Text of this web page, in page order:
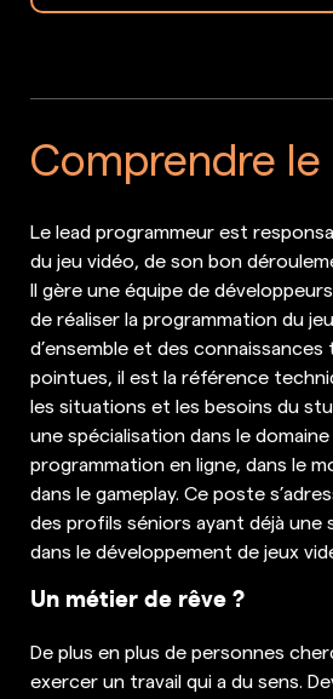
Comprendre
Le lead programmeur est
du jeu vidéo, de son bon
Il gère une équipe de
de réaliser la programmation du
d’ensemble et des connaissances
pointues, il est la référence
les situations et les besoins du
une spécialisation dans le
programmation en ligne, dans le
dans le gameplay. Ce poste
des profils séniors ayant déjà une
dans le développement de jeux
Un métier de rêve ?
De plus en plus de personnes
exercer un travail qui a du sens.